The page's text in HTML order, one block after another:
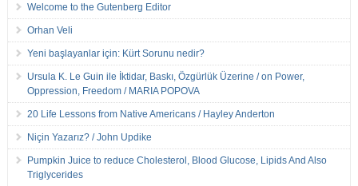
Welcome to the Gutenberg Editor
Orhan Veli
Yeni başlayanlar için: Kürt Sorunu nedir?
Ursula K. Le Guin ile İktidar, Baskı, Özgürlük Üzerine / on Power,
Oppression, Freedom / MARIA POPOVA
20 Life Lessons from Native Americans / Hayley Anderton
Niçin Yazarız? / John Updike
Pumpkin Juice to reduce Cholesterol, Blood Glucose, Lipids And Also
Triglycerides